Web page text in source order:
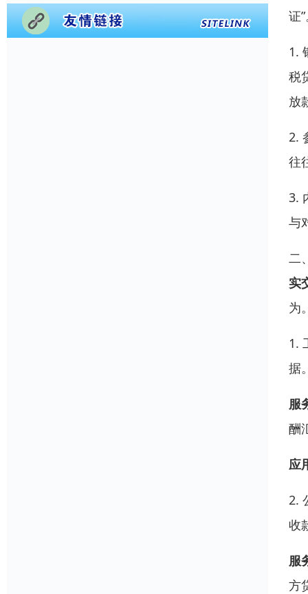
证
1.
税
放
2.
往
3.
与
二
实
为
1.
据
服
酬
应
2.
收
服
方